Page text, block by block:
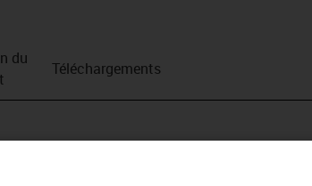
du
Téléchargements